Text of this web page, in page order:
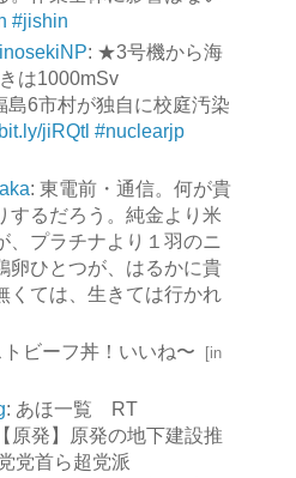
#jishin
: ★3号機から海
は1000mSv
島6市村が独自に校庭汚染
jiRQtl #nuclearjp
: 東電前・通信。何が貴
するだろう。純金より米
、プラチナより１羽のニ
卵ひとつが、はるかに貴
くては、生きては行かれ
ビーフ丼！いいね〜 [in
: あほ一覧 RT
原発】原発の地下建設推
党首ら超党派